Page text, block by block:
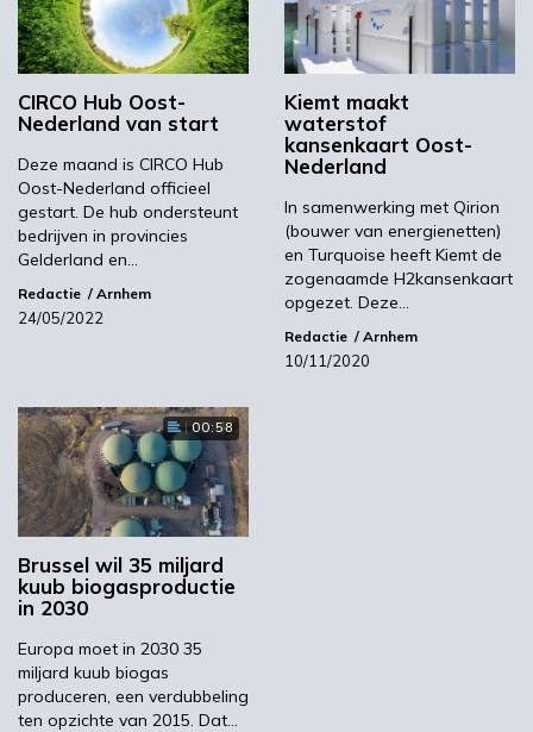
Zwolle.
Op woensdag 9 oktober profileert Oost-
and management solutions tijdens een
speciaal side-event. Na inspirerende verhalen
over kansen in Europa door o.a. de Europese
Commissie en bestuurders uit de regio, wordt
er tijdens vier thematafels dieper ingegaan op
laadinfra, waterstof, smart grids/digital en
batterijen. Dé plek om met mogelijke
toekomstige Europese projectpartners (als
vertegenwoordigers van Europese regio’s en
Investeringsbank of Europese
kennisinstellingen) in gesprek te gaan.
Aanmelden kan nog, maar wees er snel bij
want er zijn maximaal 50 plekken beschikbaar!
Meer informatie
Biobased alternatief voor rubberkorrels op
CIRCO Hub Oost-
Nederland van start
Deze maand is CIRCO Hub
Oost-Nederland officieel
gestart. De hub ondersteunt
bedrijven in provincies
Gelderland en…
Redactie Arnhem
24/05/2022
Kiemt maakt
waterstof
kansenkaart Oost-
Nederland
In samenwerking met Qirion
(bouwer van energienetten)
en Turquoise heeft Kiemt de
zogenaamde H2kansenkaart
opgezet. Deze…
Redactie Arnhem
10/11/2020
00:58
Brussel wil 35 miljard
kuub biogasproductie
in 2030
Europa moet in 2030 35
miljard kuub biogas
produceren, een verdubbeling
ten opzichte van 2015. Dat…